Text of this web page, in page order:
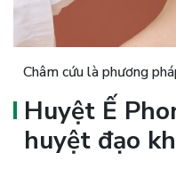
Châm cứu là phương
Huyệt Ế
huyệt đạo